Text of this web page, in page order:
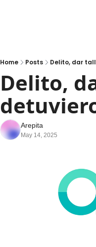
Home Posts Delito, dar
Delito,
Arepita
May 14, 2025